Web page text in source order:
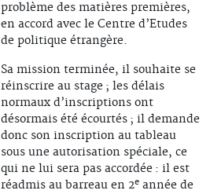
problème des matières premières,
en accord avec le Centre d’Etudes
de politique étrangère.
Sa mission terminée, il souhaite se
réinscrire au stage ; les délais
normaux d’inscriptions ont
désormais été écourtés ; il demande
donc son inscription au tableau
sous une autorisation spéciale, ce
qui ne lui sera pas accordée : il est
réadmis au barreau en 2eannée de